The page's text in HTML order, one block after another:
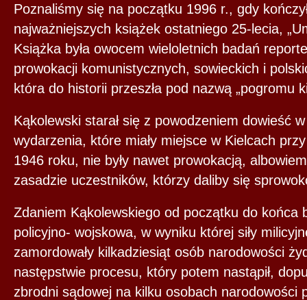
Poznaliśmy się na początku 1996 r., gdy
najważniejszych książek ostatniego 25-lecia,
Książka była owocem wieloletnich badań
prowokacji komunistycznych, sowieckich i
która do historii przeszła pod nazwą „pogromu
Kąkolewski starał się z powodzeniem dowieść
wydarzenia, które miały miejsce w Kielcach
1946 roku, nie były nawet prowokacją,
zasadzie uczestników, którzy daliby się
Zdaniem Kąkolewskiego od początku do końca
policyjno- wojskowa, w wyniku której siły
zamordowały kilkadziesiąt osób narodowości
następstwie procesu, który potem nastąpił,
zbrodni sądowej na kilku osobach narodowości